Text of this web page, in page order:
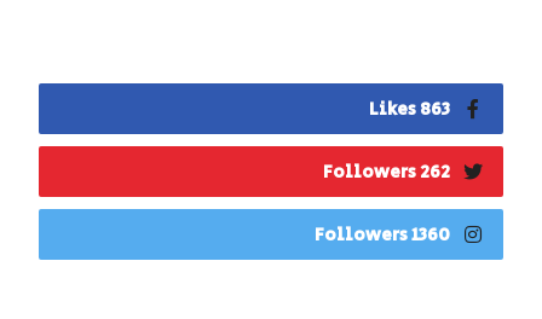
863 Likes
262 Followers
1360 Followers